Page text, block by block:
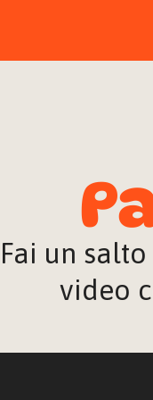
Fai un
video